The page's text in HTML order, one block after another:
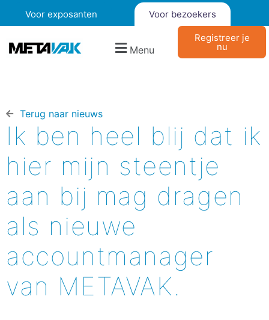
Voor exposanten Voor bezoekers
Menu
Registreer je
nu
Terug naar nieuws​
Ik ben heel blij dat ik
hier mijn steentje
aan bij mag dragen
als nieuwe
accountmanager
van METAVAK.